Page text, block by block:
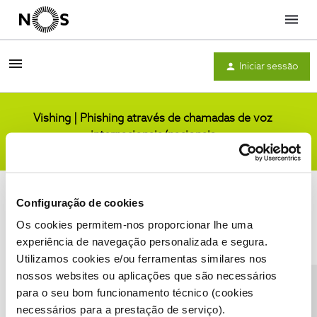
Configuração de cookies
Os cookies permitem-nos proporcionar lhe uma
experiência de navegação personalizada e segura.
Utilizamos cookies e/ou ferramentas similares nos
nossos websites ou aplicações que são necessários
para o seu bom funcionamento técnico (cookies
necessários para a prestação de serviço).
Menu
Iniciar sessão
Vishing | Phishing através de chamadas de voz
internacionais/nacionais
Condições do Fórum NOS Accessibility statement